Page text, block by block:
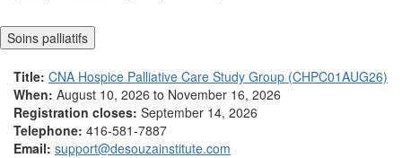
Soins palliatifs
Title: CNA Hospice Palliative Care Study Group (CHPC01AUG26)
When: August 10, 2026 to November 16, 2026
Registration closes: September 14, 2026
Telephone: 416-581-7887
Email: support@desouzainstitute.com